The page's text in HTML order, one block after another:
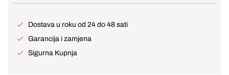
Dostava u roku od 24 do 48 sati
Garancija i zamjena
Sigurna Kupnja